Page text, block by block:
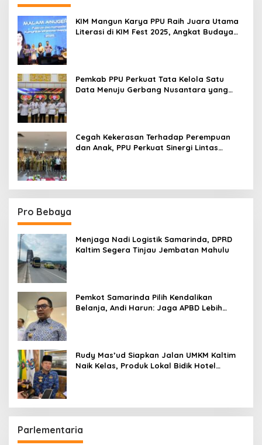
KIM Mangun Karya PPU Raih Juara Utama
Literasi di KIM Fest 2025, Angkat Budaya
Pemkab PPU Perkuat Tata Kelola Satu
Data Menuju Gerbang Nusantara yang
Cegah Kekerasan Terhadap Perempuan
dan Anak, PPU Perkuat Sinergi Lintas
Pro Bebaya
Menjaga Nadi Logistik Samarinda, DPRD
Kaltim Segera Tinjau Jembatan Mahulu
Pemkot Samarinda Pilih Kendalikan
Belanja, Andi Harun: Jaga APBD Lebih
Rudy Mas’ud Siapkan Jalan UMKM Kaltim
Naik Kelas, Produk Lokal Bidik Hotel
Parlementaria